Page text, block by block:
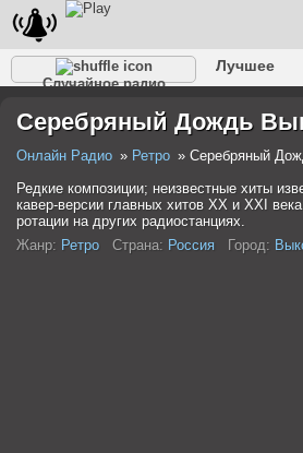
Случайное радио
Лучшее
Разговорное
Рэп Транс
Серебряный Дождь
Онлайн Радио Ретро
Серебряный
Редкие композиции; неизвестные хиты
кавер-версии главных хитов ХХ и ХХI
ротации на других радиостанциях.
Жанр: Ретро Страна: Россия Город: